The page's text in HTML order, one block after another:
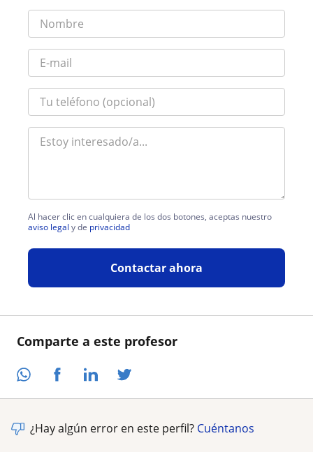
Comparte a este profesor
Al hacer clic en cualquiera de los dos botones, aceptas nuestro
aviso legal y de privacidad
Contactar ahora
¿Hay algún error en este perfil? Cuéntanos